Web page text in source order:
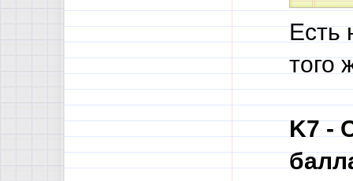
Есть
того
K7 -